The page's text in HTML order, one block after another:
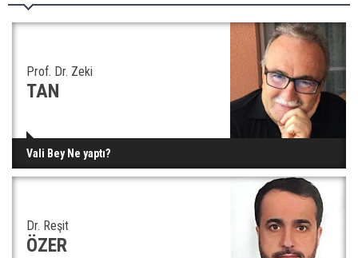
Prof. Dr. Zeki
TAN
Vali Bey Ne yaptı?
Dr. Reşit
ÖZER